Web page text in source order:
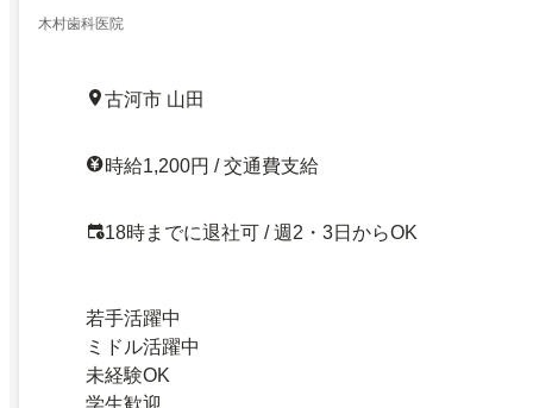
木村歯科医院
古河市 山田
時給1,200円 / 交通費支給
18時までに退社可 / 週2・3日からOK
若手活躍中
ミドル活躍中
未経験OK